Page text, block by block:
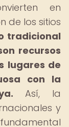
en
de los sitios
tradicional
recursos
lugares de
con la
Así, la
y